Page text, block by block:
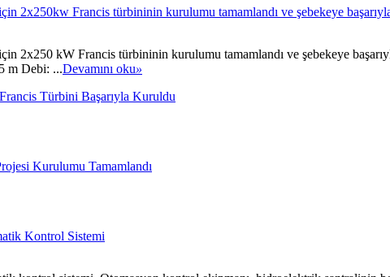
2x250kw Francis türbininin kurulumu tamamlandı ve şebekeye
2x250 kW Francis türbininin kurulumu tamamlandı ve şebekeye
m Debi: ...Devamını oku»
Türbini Başarıyla Kuruldu
Kurulumu Tamamlandı
Kontrol Sistemi